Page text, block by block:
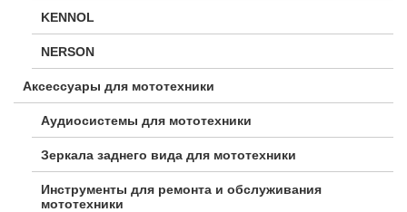
KENNOL
NERSON
Аксессуары для мототехники
Аудиосистемы для мототехники
Зеркала заднего вида для мототехники
Инструменты для ремонта и обслуживания
мототехники